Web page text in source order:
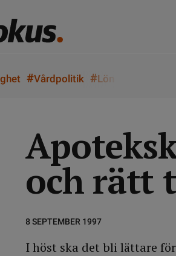
#Vårdpolitik #Lön
och rätt
8 SEPTEMBER 1997
I höst ska det bli lättare